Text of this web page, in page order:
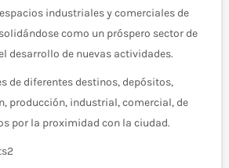
industriales y comerciales de
como un próspero sector de
desarrollo de nuevas actividades.
de diferentes destinos, depósitos,
producción, industrial, comercial, de
por la proximidad con la ciudad.